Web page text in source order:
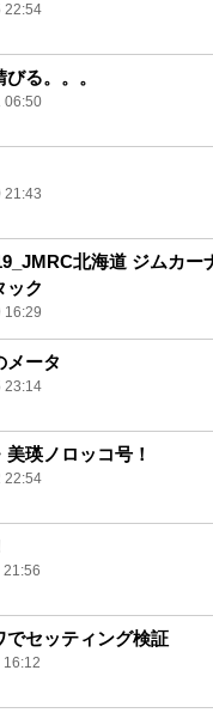
22:54
る。。。
06:50
21:43
北海道 ジムカー
ック
16:29
メータ
23:14
美瑛ノロッコ号！
22:54
21:56
でセッティング検証
16:12